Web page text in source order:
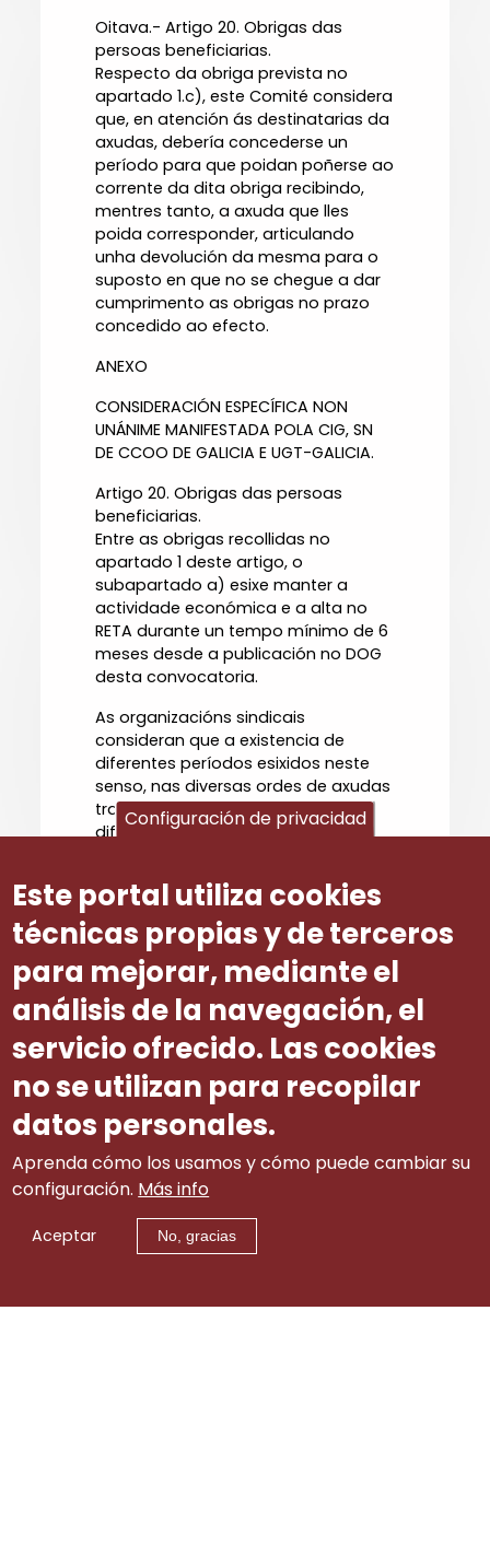
Oitava.- Artigo 20. Obrigas das
persoas beneficiarias.
Respecto da obriga prevista no
apartado 1.c), este Comité considera
que, en atención ás destinatarias da
axudas, debería concederse un
período para que poidan poñerse ao
corrente da dita obriga recibindo,
mentres tanto, a axuda que lles
poida corresponder, articulando
unha devolución da mesma para o
suposto en que no se chegue a dar
cumprimento as obrigas no prazo
concedido ao efecto.
ANEXO
CONSIDERACIÓN ESPECÍFICA NON
UNÁNIME MANIFESTADA POLA CIG, SN
DE CCOO DE GALICIA E UGT-GALICIA.
Artigo 20. Obrigas das persoas
beneficiarias.
Entre as obrigas recollidas no
apartado 1 deste artigo, o
subapartado a) esixe manter a
actividade económica e a alta no
RETA durante un tempo mínimo de 6
meses desde a publicación no DOG
desta convocatoria.
As organizacións sindicais
consideran que a existencia de
diferentes períodos esixidos neste
senso, nas diversas ordes de axudas
tramitadas por esta Consellería,
dificulta a xestión por parte das
que concorren a diferentes liñas que
resultan incompatibles entre si,
entendendo que debería
harmonizarse o período de esixencia
en todas as axudas.
Número ditame
41
Configuración de privacidad
Este portal utiliza cookies
técnicas propias y de terceros
para mejorar, mediante el
análisis de la navegación, el
servicio ofrecido. Las cookies
no se utilizan para recopilar
datos personales.
Aprenda cómo los usamos y cómo puede cambiar su
configuración. Más info
Aceptar No, gracias